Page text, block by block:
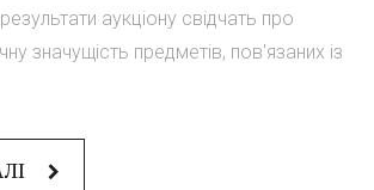
аукціону свідчать про
значущість предметів, пов'язаних із